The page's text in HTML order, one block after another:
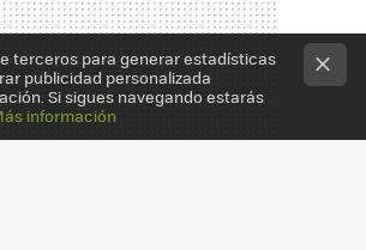
terceros para generar estadísticas
publicidad personalizada
Si sigues navegando estarás
información